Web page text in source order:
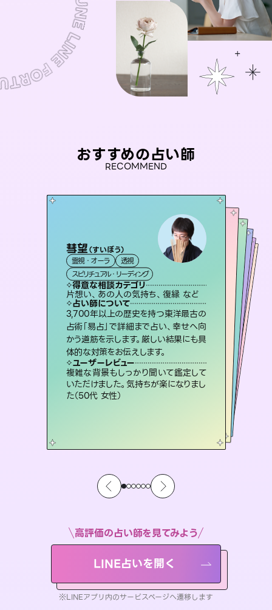
おすすめの占い師
RECOMMEND
彗望（すいぼう）
霊視・オーラ
透視
スピリチュアル・リーディング
得意な相談カテゴリ
片想い、あの人の気持ち、復縁 など
占い師について
3,700年以上の歴史を持つ東洋最古の
占術「易占」で詳細まで占い、幸せへ向
かう道筋を示します。厳しい結果にも具
体的な対策をお伝えします。
ユーザーレビュー
複雑な背景もしっかり聞いて鑑定して
いただけました。気持ちが楽になりまし
た（50代 女性）
桃源珠羽（とうげんみう）
霊視・オーラ タロット
スピリチュアル・リーディング
得意な相談カテゴリ
片想い、あの人の気持ち、復縁 など
占い師について
恋愛のお悩みの中でも特に「曖昧な関
係」の相談を得意としており、友達以上
恋人未満なお相手との今後や本音を丁
寧に読み解き恋愛成就へと導きます。
ユーザーレビュー
鑑定していただいてアドバイス通りに行
動すると仲が復活してきました。ありが
とうございました（40代 女性）
セラピスト理恵
霊視・オーラ
スピリチュアル・リーディング
得意な相談カテゴリ
片想い、二人の未来、年の差 など
占い師について
連絡再開、復縁、成就などの報告実績
多数。セラピストとして2万超の施術経
験があるからこそできる鑑定で、より良
い未来をサポートします。
ユーザーレビュー
とても心温まる鑑定でした。しかもこち
らは何も言っていないのに視えていらっ
しゃるんだなと驚きです（30代女性）
未来視師＊花
霊視・オーラ
スピリチュアル・リーディング
得意な相談カテゴリ
出逢い、片想い、復縁 など
占い師について
未来には何パターンもの選択肢があります。不安で視えにくくなっているあなたの素敵な未来を見つけ、その未来を選択できるようアドバイスします。
ユーザーレビュー
職場の人の性質や人間関係、本心など
本当によく視えていてびっくり。対策が
打てて前向きになれます（40代）
アイリス -iris-
西洋占星術
ルーン
得意な相談カテゴリ
恋愛総合、片想い、二人の未来 など
占い師について
復縁、恋愛、不倫の行方、同性愛や片
思い、仕事関係や借金問題まで知りた
いことや心の負担になっていることを
紐解き、背中をそっと押して導きます。
ユーザーレビュー
安心感のあり、言い切ってくれる所や濁
さない鑑定のおかげで、毎回自分の気
持ちを整えられます（30代 男性）
おう 霊感オラクル
霊視・オーラ
オラクルカード
得意な相談カテゴリ
恋愛総合、あの人の気持ち など
占い師について
霊視×オラクルカードを使って「今」と
「未来」そして「気になるあの人の気持
ち」まで丁寧に読み解き、恋や人生のヒ
ントを優しく引き出します。
ユーザーレビュー
不安な気持ちが嘘みたいに晴れまし
た…！よく視えていらっしゃるんだなと
感じました（40代 女性）
高評価の占い師を見てみよう
LINE占いを開く
※LINEアプリ内のサービスページへ遷移します